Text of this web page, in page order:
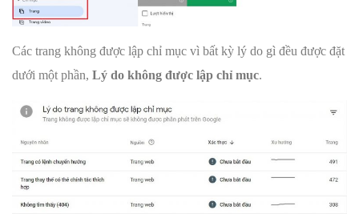
Các trang không được lập chỉ mục vì bất kỳ lý do gì đều được đặt
dưới một phần, Lý do không được lập chỉ mục.